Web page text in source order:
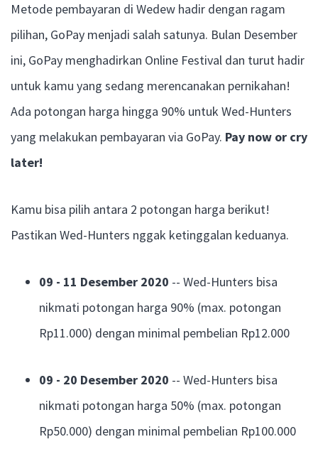
Metode pembayaran di Wedew hadir dengan ragam
pilihan, GoPay menjadi salah satunya. Bulan Desember
ini, GoPay menghadirkan Online Festival dan turut hadir
untuk kamu yang sedang merencanakan pernikahan!
Ada potongan harga hingga 90% untuk Wed-Hunters
yang melakukan pembayaran via GoPay. Pay now or cry
later!
Kamu bisa pilih antara 2 potongan harga berikut!
Pastikan Wed-Hunters nggak ketinggalan keduanya.
09 - 11 Desember 2020 -- Wed-Hunters bisa
nikmati potongan harga 90% (max. potongan
Rp11.000) dengan minimal pembelian Rp12.000
09 - 20 Desember 2020 -- Wed-Hunters bisa
nikmati potongan harga 50% (max. potongan
Rp50.000) dengan minimal pembelian Rp100.000